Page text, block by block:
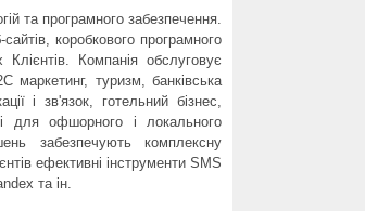
та програмного забезпечення.
коробкового програмного
Компанія обслуговує
туризм, банківська
і зв'язок, готельний бізнес,
для офшорного і локального
забезпечують комплексну
ефективні інструменти SMS
та ін.